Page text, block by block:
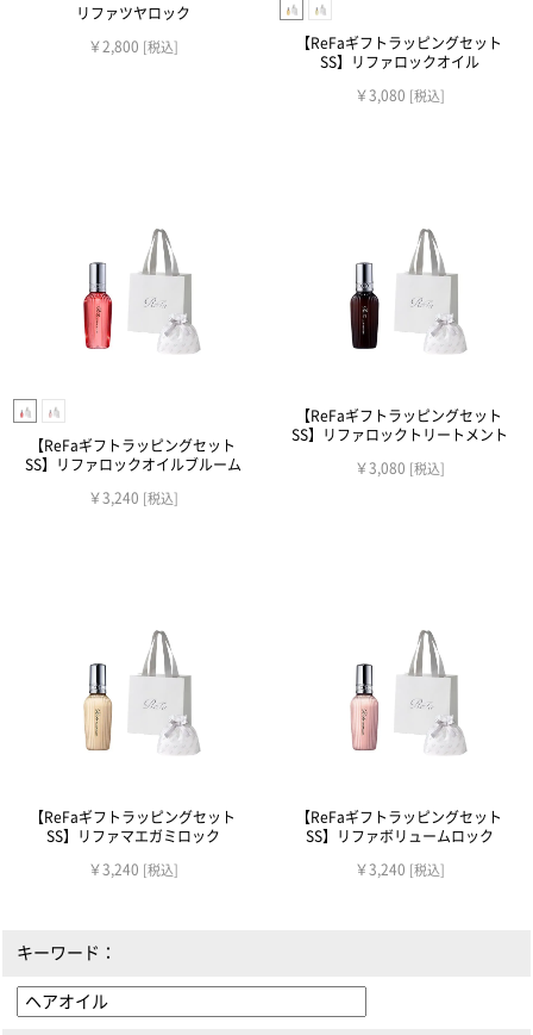
リファツヤロック
￥2,800 [税込]
【ReFaギフトラッピングセット
SS】リファロックオイル
￥3,080 [税込]
【ReFaギフトラッピングセット
SS】リファロックオイルブルーム
￥3,240 [税込]
【ReFaギフトラッピングセット
SS】リファロックトリートメント
￥3,080 [税込]
【ReFaギフトラッピングセット
SS】リファマエガミロック
￥3,240 [税込]
【ReFaギフトラッピングセット
SS】リファボリュームロック
￥3,240 [税込]
キーワード：